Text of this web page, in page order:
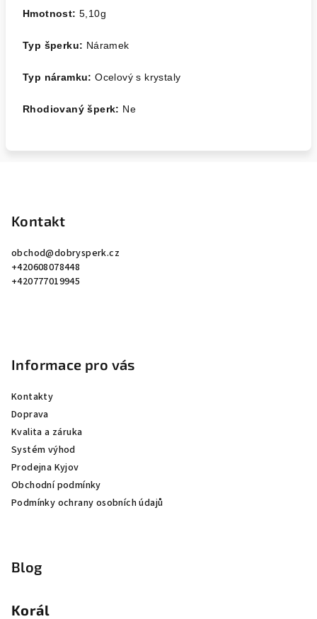
Hmotnost: 5,10g
Typ šperku: Náramek
Typ náramku: Ocelový s krystaly
Rhodiovaný šperk: Ne
Kontakt
obchod@dobrysperk.cz
+420608078448
+420777019945
Informace pro vás
Kontakty
Doprava
Kvalita a záruka
Systém výhod
Prodejna Kyjov
Obchodní podmínky
Podmínky ochrany osobních údajů
Blog
Korál